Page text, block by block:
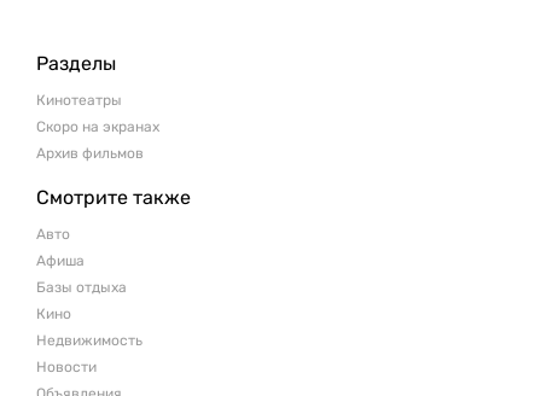
Разделы
Кинотеатры
Скоро на экранах
Архив фильмов
Смотрите также
Авто
Афиша
Базы отдыха
Кино
Недвижимость
Новости